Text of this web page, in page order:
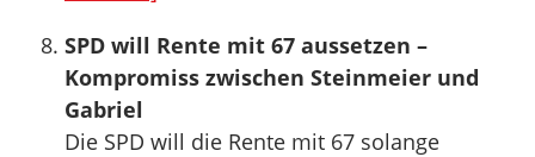
SPD will Rente mit 67 aussetzen –
Kompromiss zwischen Steinmeier und
Gabriel
Die SPD will die Rente mit 67 solange